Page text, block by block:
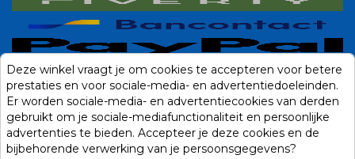
Deze winkel vraagt je om cookies te accepteren voor betere
prestaties en voor sociale-media- en advertentiedoeleinden.
Er worden sociale-media- en advertentiecookies van derden
gebruikt om je sociale-mediafunctionaliteit en persoonlijke
advertenties te bieden. Accepteer je deze cookies en de
bijbehorende verwerking van je persoonsgegevens?